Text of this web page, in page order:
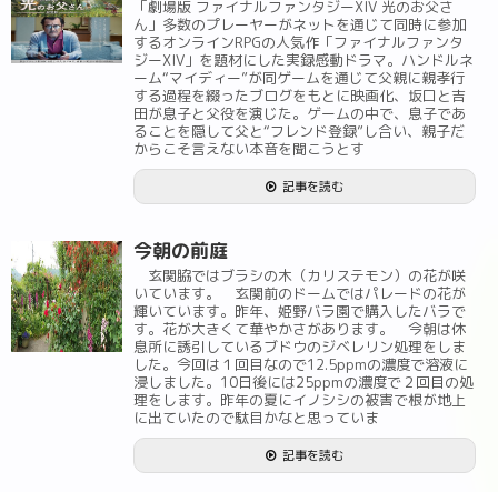
「劇場版 ファイナルファンタジーXIV 光のお父さ
ん」多数のプレーヤーがネットを通じて同時に参加
するオンラインRPGの人気作「ファイナルファンタ
ジーXIV」を題材にした実録感動ドラマ。ハンドルネ
ーム“マイディー”が同ゲームを通じて父親に親孝行
する過程を綴ったブログをもとに映画化、坂口と吉
田が息子と父役を演じた。ゲームの中で、息子であ
ることを隠して父と“フレンド登録”し合い、親子だ
からこそ言えない本音を聞こうとす
記事を読む
今朝の前庭
玄関脇ではブラシの木（カリステモン）の花が咲
いています。 玄関前のドームではパレードの花が
輝いています。昨年、姫野バラ園で購入したバラで
す。花が大きくて華やかさがあります。 今朝は休
息所に誘引しているブドウのジベレリン処理をしま
した。今回は１回目なので12.5ppmの濃度で溶液に
浸しました。10日後には25ppmの濃度で２回目の処
理をします。昨年の夏にイノシシの被害で根が地上
に出ていたので駄目かなと思っていま
記事を読む